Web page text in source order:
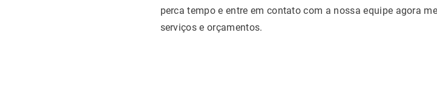
perca tempo e entre em contato com a nossa equipe agora
serviços e orçamentos.